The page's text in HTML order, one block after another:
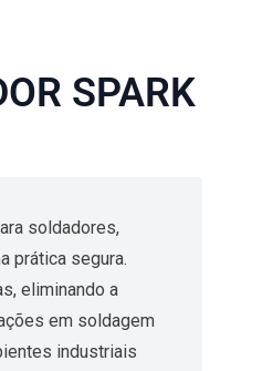
SPARK
soldadores,
prática segura.
eliminando a
em soldagem
industriais